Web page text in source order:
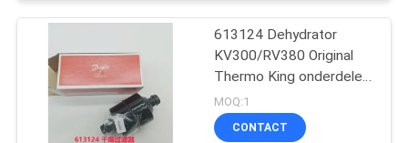
FABRIEKSTOCHT
KWALITEITSCONTROLE
Thermokoning Van
Refrigeration Units
613124 Dehydrator
KV300/RV380 Original
Thermo King onderdelen
voor truck koelkast
MOQ:1
CONTACT